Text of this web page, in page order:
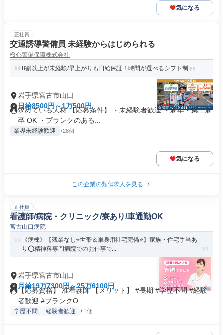
気になる
正社員
交通誘導警備員 未経験からはじめられる
桜心警備保障株式会社
8割以上が未経験/早上がりも日給保証！時間が選べるシフト制
岩手県宮古市山口
日給8500円～1万500円
求めている人材 【応募条件】 ・未経験者歓迎 ・新卒・第二新
卒 OK ・ブランクのある...
業界未経験歓迎 +28個
気になる
この企業の類似求人を見る
正社員
看護師/病院・クリニック/寮あり/車通勤OK
宮古山口病院
《病棟》【残業なし⭐世帯＆単身用社宅完備⭐】家族・住宅手当あ
り⭕精神科専門病院でのお仕事で...
岩手県宮古市山口
月給19万7300円～25万6100円
【応募資格】 准看護師 【メリット】 #長期 #学歴不問 #経験
者歓迎 #ブランクO...
学歴不問 経験者歓迎 +1個